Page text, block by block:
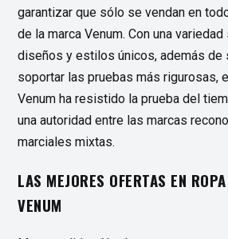
garantizar que sólo se vendan en
de la marca Venum. Con una
diseños y estilos únicos, además de
soportar las pruebas más rigurosas,
Venum ha resistido la prueba del
una autoridad entre las marcas
marciales mixtas.
LAS MEJORES OFERTAS EN
VENUM